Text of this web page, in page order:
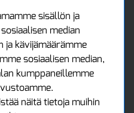
sisällön ja
median
ja kävijämäärämme
sosiaalisen median,
kumppaneillemme
näitä tietoja muihin